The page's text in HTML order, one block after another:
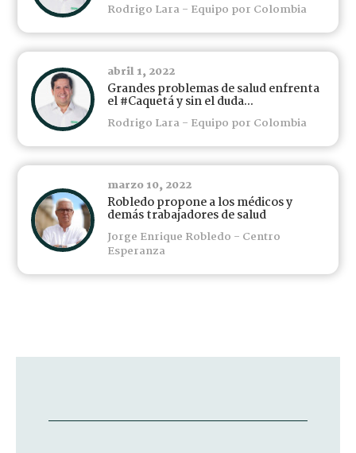
Rodrigo Lara - Equipo por Colombia
abril 1, 2022
Grandes problemas de salud enfrenta
el #Caquetá y sin el duda...
Rodrigo Lara - Equipo por Colombia
marzo 10, 2022
Robledo propone a los médicos y
demás trabajadores de salud
Jorge Enrique Robledo - Centro
Esperanza